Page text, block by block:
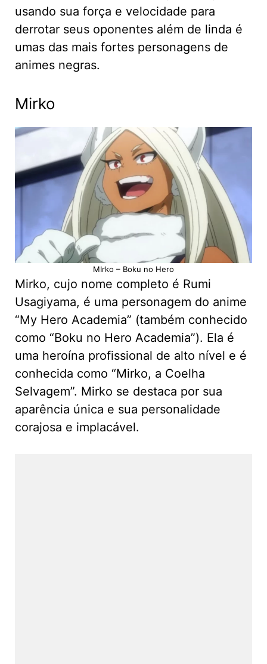
usando sua força e velocidade para
derrotar seus oponentes além de linda é
umas das mais fortes personagens de
animes negras.
Mirko
MIrko – Boku no Hero
Mirko, cujo nome completo é Rumi
Usagiyama, é uma personagem do anime
“My Hero Academia” (também conhecido
como “Boku no Hero Academia”). Ela é
uma heroína profissional de alto nível e é
conhecida como “Mirko, a Coelha
Selvagem”. Mirko se destaca por sua
aparência única e sua personalidade
corajosa e implacável.